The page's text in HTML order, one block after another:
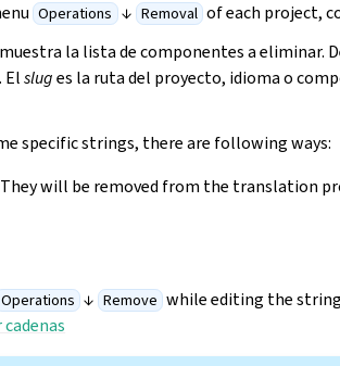
Operations ↓ Removal of each project,
la lista de componentes a eliminar.
Elsluges la ruta del proyecto, idioma o
specific strings, there are following ways:
will be removed from the translation
Operations ↓ Remove while editing the